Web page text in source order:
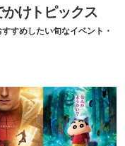
けトピックス
すめしたい旬なイベント・